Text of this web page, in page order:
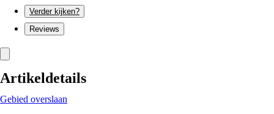
Verder kijken?
Reviews
Artikeldetails
Gebied overslaan